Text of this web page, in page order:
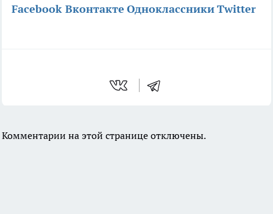
Facebook Вконтакте ОдноклассникиTwitter
Комментарии на этой странице отключены.